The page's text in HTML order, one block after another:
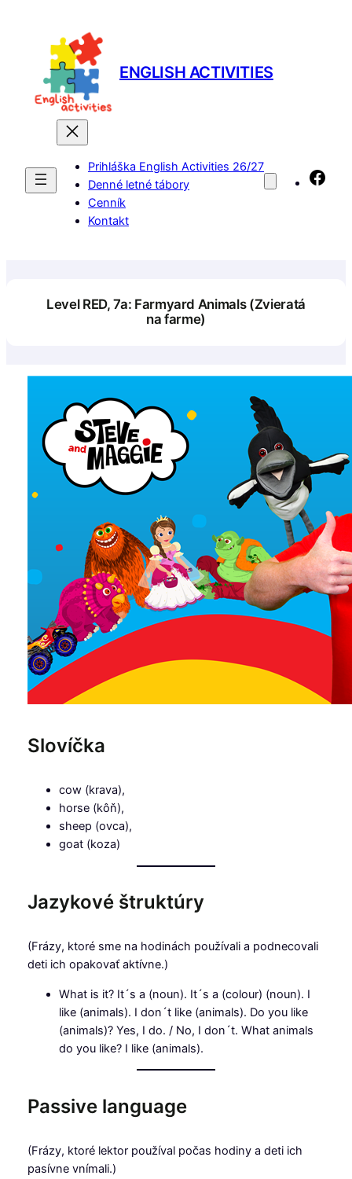
ENGLISH ACTIVITIES
Prihláška English Activities 26/27
Denné letné tábory
Cenník
Kontakt
Level RED, 7a: Farmyard Animals (Zvieratá
na farme)
Slovíčka
cow (krava),
horse (kôň),
sheep (ovca),
goat (koza)
Jazykové štruktúry
(Frázy, ktoré sme na hodinách používali a podnecovali
deti ich opakovať aktívne.)
What is it? It´s a (noun). It´s a (colour) (noun). I
like (animals). I don´t like (animals). Do you like
(animals)? Yes, I do. / No, I don´t. What animals
do you like? I like (animals).
Passive language
(Frázy, ktoré lektor používal počas hodiny a deti ich
pasívne vnímali.)